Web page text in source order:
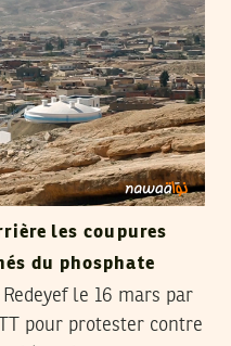
les coupures
du phosphate
le 16 mars par
pour protester contre